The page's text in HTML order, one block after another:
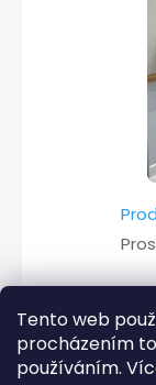
Tento web
procházením
používáním.